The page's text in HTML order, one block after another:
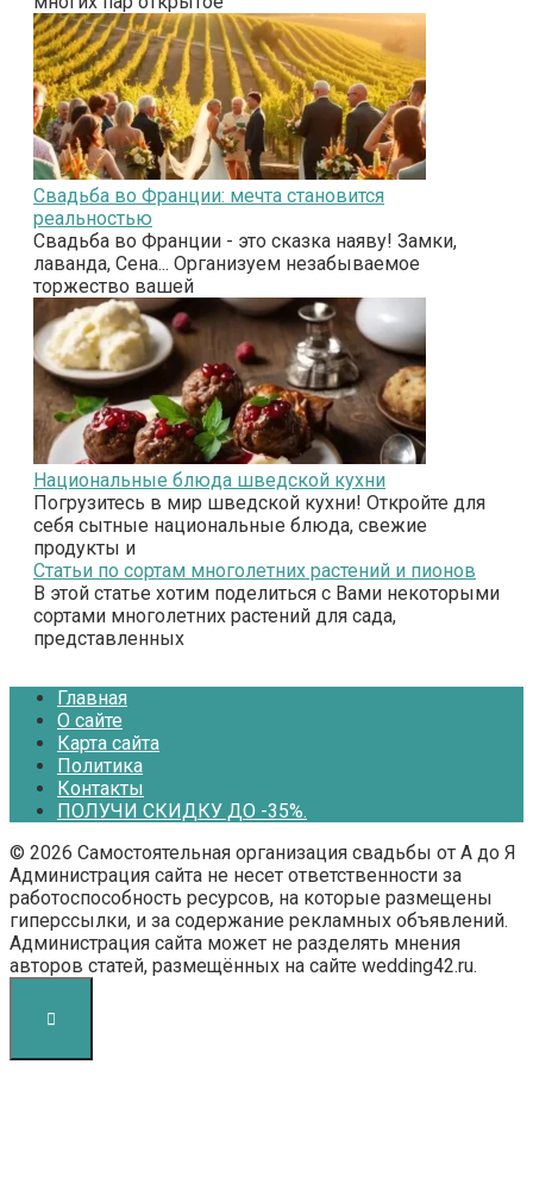
Свадьба во Франции: мечта становится
реальностью
Свадьба во Франции - это сказка наяву! Замки,
лаванда, Сена... Организуем незабываемое
торжество вашей
Национальные блюда шведской кухни
Погрузитесь в мир шведской кухни! Откройте для
себя сытные национальные блюда, свежие
продукты и
Статьи по сортам многолетних растений и пионов
В этой статье хотим поделиться с Вами некоторыми
сортами многолетних растений для сада,
представленных
Главная
О сайте
Карта сайта
Политика
Контакты
ПОЛУЧИ СКИДКУ ДО -35%.
© 2026 Самостоятельная организация свадьбы от А до Я
Администрация сайта не несет ответственности за
работоспособность ресурсов, на которые размещены
гиперссылки, и за содержание рекламных объявлений.
Администрация сайта может не разделять мнения
авторов статей, размещённых на сайте wedding42.ru.